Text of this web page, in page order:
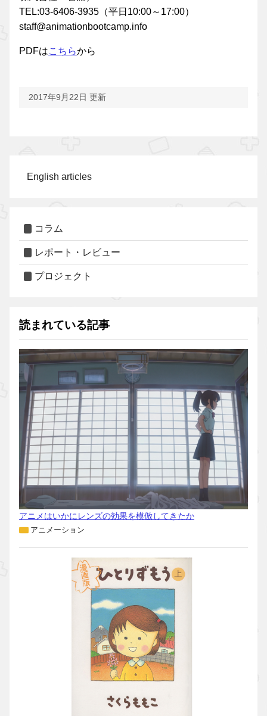
TEL:03-6406-3935（平日10:00～17:00）
staff@animationbootcamp.info
PDFはこちらから
2017年9月22日 更新
English articles
コラム
レポート・レビュー
プロジェクト
読まれている記事
アニメはいかにレンズの効果を模倣してきたか
アニメーション